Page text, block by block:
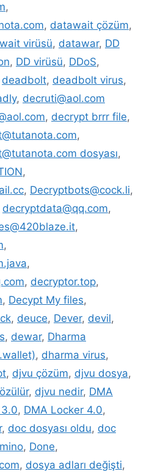
,
, datawait çözüm,
virüsü, datawar, DD
, DD virüsü, DDoS,
deadbolt, deadbolt virus,
, decruti@aol.com
, decrypt brrr file,
,
dosyası,
,
, Decryptbots@cock.li,
decryptdata@qq.com,
,
,
,
, decryptor.top,
, Decypt My files,
, deuce, Dever, devil,
, dewar, Dharma
, dharma virus,
, djvu çözüm, djvu dosya,
, djvu nedir, DMA
, DMA Locker 4.0,
, doc dosyası oldu, doc
, Done,
, dosya adları değişti,